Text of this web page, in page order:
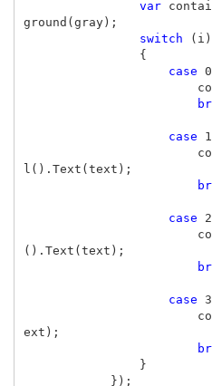
var
ground ( gray);
switch
( i )
{
case 0
case 1
l (). Text ( text );
case 2
(). Text ( text );
case 3
ext );
}
});